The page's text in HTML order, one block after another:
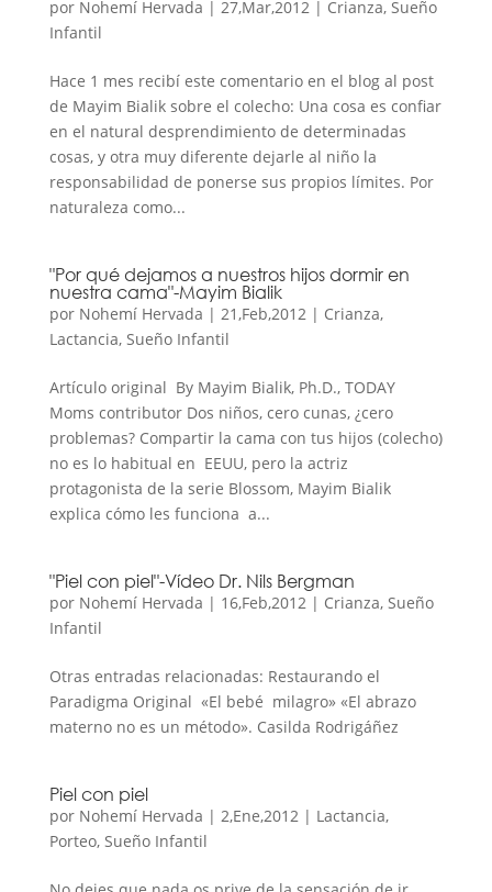
por Nohemí Hervada | 27,Mar,2012| Crianza, Sueño
Infantil
Hace 1 mes recibí este comentario en el blog al post
de Mayim Bialik sobre el colecho: Una cosa es confiar
en el natural desprendimiento de determinadas
cosas, y otra muy diferente dejarle al niño la
responsabilidad de ponerse sus propios límites. Por
naturaleza como...
"Por qué dejamos a nuestros hijos dormir en
nuestra cama"-Mayim Bialik
por Nohemí Hervada | 21,Feb,2012| Crianza,
Lactancia, Sueño Infantil
Artículo original By Mayim Bialik, Ph.D., TODAY
Moms contributor Dos niños, cero cunas, ¿cero
problemas? Compartir la cama con tus hijos (colecho)
no es lo habitual en EEUU, pero la actriz
protagonista de la serie Blossom, Mayim Bialik
explica cómo les funciona a...
"Piel con piel"-Vídeo Dr. Nils Bergman
por Nohemí Hervada | 16,Feb,2012| Crianza, Sueño
Infantil
Otras entradas relacionadas: Restaurando el
Paradigma Original «El bebé milagro» «El abrazo
materno no es un método». Casilda Rodrigáñez
Piel con piel
por Nohemí Hervada | 2,Ene,2012| Lactancia,
Porteo, Sueño Infantil